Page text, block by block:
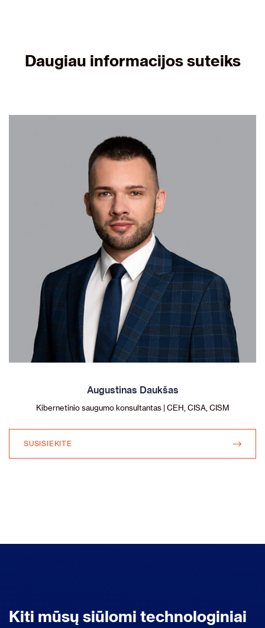
Daugiau informacijos suteiks
Augustinas Daukšas
Kibernetinio saugumo konsultantas | CEH, CISA, CISM
SUSISIEKITE
Kiti mūsų siūlomi technologiniai